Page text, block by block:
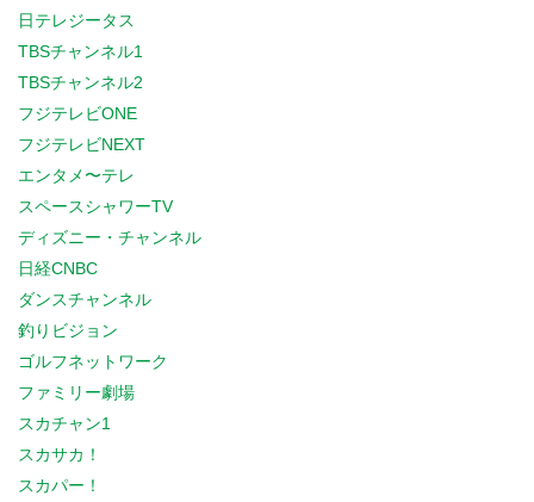
日テレジータス
TBSチャンネル1
TBSチャンネル2
フジテレビONE
フジテレビNEXT
エンタメ〜テレ
スペースシャワーTV
ディズニー・チャンネル
日経CNBC
ダンスチャンネル
釣りビジョン
ゴルフネットワーク
ファミリー劇場
スカチャン1
スカサカ！
スカパー！